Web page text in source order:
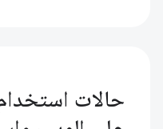
حالات